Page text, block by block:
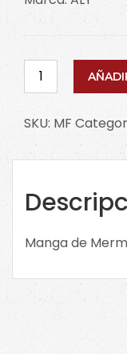
Manga
Mermelada
Fresa
ALY.
MF
cantidad
SKU: MF
Manga de